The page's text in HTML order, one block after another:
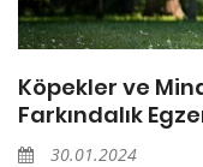
Köpekler ve
Farkındalık
30.01.2024